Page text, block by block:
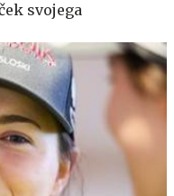
svojega